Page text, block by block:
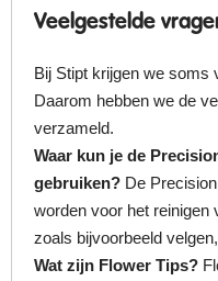
Veelgestelde
Bij Stipt krijgen we soms
Daarom hebben we de
verzameld.
Waar kun je de
gebruiken? De
worden voor het reinigen
zoals bijvoorbeeld
Wat zijn Flower Tips?